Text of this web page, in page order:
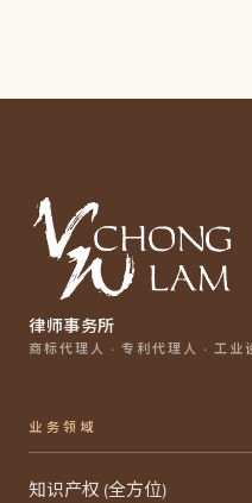
律师事务所
商标代理人 · 专利代理人 · 工业
业务领域
知识产权 (全方位)